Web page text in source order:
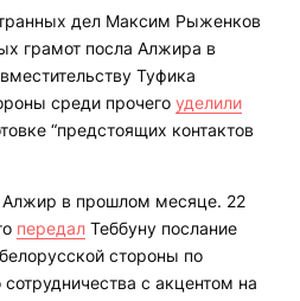
дел Максим Рыженков
грамот посла Алжира в
Туфика
среди прочего уделили
“предстоящих контактов
в прошлом месяце. 22
передал Теббуну послание
стороны по
с акцентом на